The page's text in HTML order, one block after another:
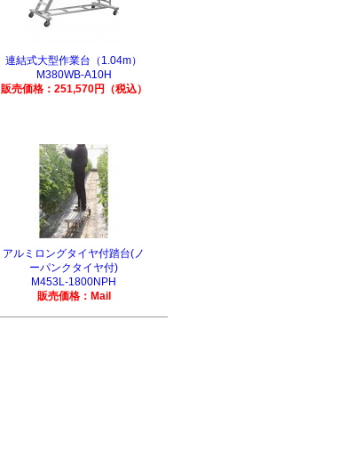
連結式大型作業台（1.04m）
M380WB-A10H
販売価格：251,570円（税込）
アルミロングタイヤ付踏台(ノ
ーパンクタイヤ付)
M453L-1800NPH
販売価格：Mail